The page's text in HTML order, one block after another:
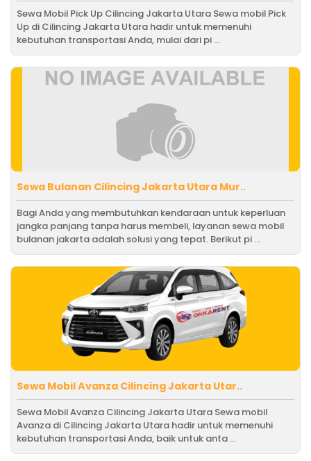
Sewa Mobil Pick Up Cilincing Jakarta Utara Sewa mobil Pick
Up di Cilincing Jakarta Utara hadir untuk memenuhi
kebutuhan transportasi Anda, mulai dari pi ...
Sewa Bulanan Cilincing Jakarta Utara Mur..
Bagi Anda yang membutuhkan kendaraan untuk keperluan
jangka panjang tanpa harus membeli, layanan sewa mobil
bulanan jakarta adalah solusi yang tepat. Berikut pi ...
Sewa Mobil Avanza Cilincing Jakarta Utar..
Sewa Mobil Avanza Cilincing Jakarta Utara Sewa mobil
Avanza di Cilincing Jakarta Utara hadir untuk memenuhi
kebutuhan transportasi Anda, baik untuk anta ...